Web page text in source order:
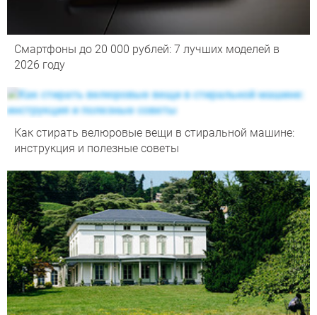
Смартфоны до 20 000 рублей: 7 лучших моделей в
2026 году
Как стирать велюровые вещи в стиральной машине:
инструкция и полезные советы